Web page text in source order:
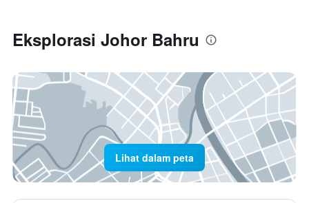
Eksplorasi Johor Bahru
Lihat dalam peta